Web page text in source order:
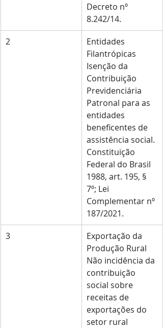
Decreto nº
8.242/14.
2
Entidades
Filantrópicas
Isenção da
Contribuição
Previdenciária
Patronal para as
entidades
beneficentes de
assistência social.
Constituição
Federal do Brasil
1988, art. 195, §
7º; Lei
Complementar nº
187/2021.
3
Exportação da
Produção Rural
Não incidência da
contribuição
social sobre
receitas de
exportações do
setor rural